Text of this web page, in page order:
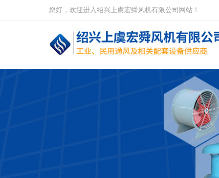
您好，欢迎进入绍兴上虞宏舜风机有限公司网站！